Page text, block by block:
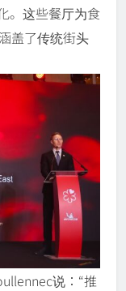
。这些餐厅为食
盖了传统街头
说：“推